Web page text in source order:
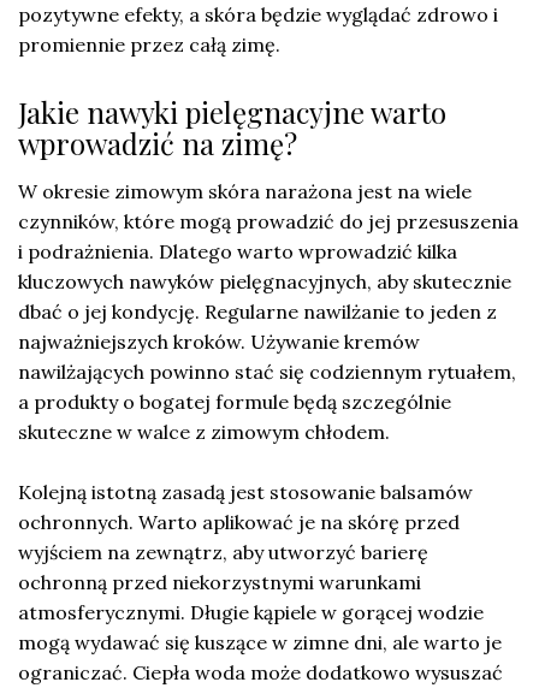
pozytywne efekty, a skóra będzie wyglądać zdrowo i
promiennie przez całą zimę.
Jakie nawyki pielęgnacyjne warto
wprowadzić na zimę?
W okresie zimowym skóra narażona jest na wiele
czynników, które mogą prowadzić do jej przesuszenia
i podrażnienia. Dlatego warto wprowadzić kilka
kluczowych nawyków pielęgnacyjnych, aby skutecznie
dbać o jej kondycję. Regularne nawilżanie to jeden z
najważniejszych kroków. Używanie kremów
nawilżających powinno stać się codziennym rytuałem,
a produkty o bogatej formule będą szczególnie
skuteczne w walce z zimowym chłodem.
Kolejną istotną zasadą jest stosowanie balsamów
ochronnych. Warto aplikować je na skórę przed
wyjściem na zewnątrz, aby utworzyć barierę
ochronną przed niekorzystnymi warunkami
atmosferycznymi. Długie kąpiele w gorącej wodzie
mogą wydawać się kuszące w zimne dni, ale warto je
ograniczać. Ciepła woda może dodatkowo wysuszać